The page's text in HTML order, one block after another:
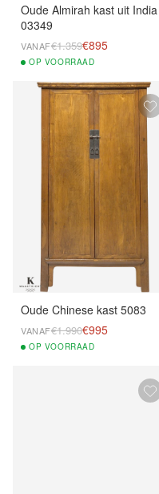
Oude Almirah kast uit India
03349
VANAF€1.359€895
OP VOORRAAD
Oude Chinese kast 5083
VANAF€1.990€995
OP VOORRAAD